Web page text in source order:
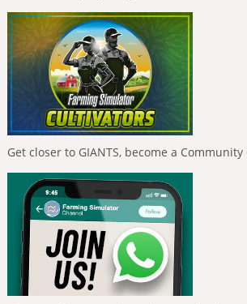
Get closer to GIANTS, become a